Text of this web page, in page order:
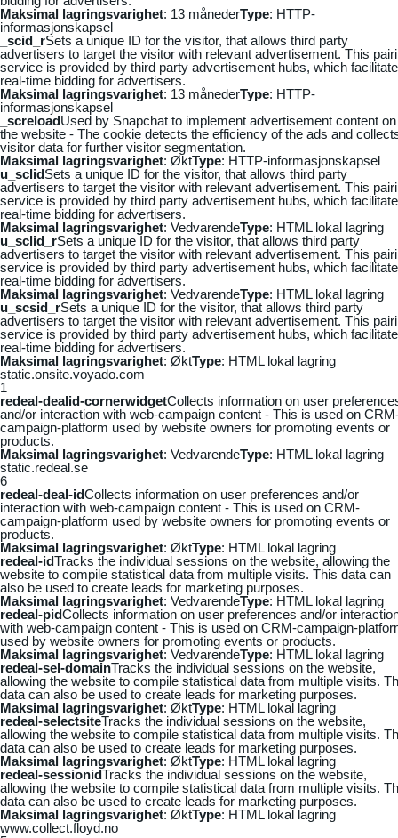
Maksimal lagringsvarighet: 13 månederType: HTTP-
informasjonskapsel
_scid_rSets a unique ID for the visitor, that allows third party
advertisers to target the visitor with relevant advertisement. This
service is provided by third party advertisement hubs, which
real-time bidding for advertisers.
Maksimal lagringsvarighet: 13 månederType: HTTP-
informasjonskapsel
_screloadUsed by Snapchat to implement advertisement content on
the website - The cookie detects the efficiency of the ads and
visitor data for further visitor segmentation.
Maksimal lagringsvarighet: ØktType: HTTP-informasjonskapsel
u_sclidSets a unique ID for the visitor, that allows third party
advertisers to target the visitor with relevant advertisement. This
service is provided by third party advertisement hubs, which
real-time bidding for advertisers.
Maksimal lagringsvarighet: VedvarendeType: HTML lokal lagring
u_sclid_rSets a unique ID for the visitor, that allows third party
advertisers to target the visitor with relevant advertisement. This
service is provided by third party advertisement hubs, which
real-time bidding for advertisers.
Maksimal lagringsvarighet: VedvarendeType: HTML lokal lagring
u_scsid_rSets a unique ID for the visitor, that allows third party
advertisers to target the visitor with relevant advertisement. This
service is provided by third party advertisement hubs, which
real-time bidding for advertisers.
Maksimal lagringsvarighet: ØktType: HTML lokal lagring
static.onsite.voyado.com
1
redeal-dealid-cornerwidgetCollects information on user
and/or interaction with web-campaign content - This is used on
campaign-platform used by website owners for promoting events or
products.
Maksimal lagringsvarighet: VedvarendeType: HTML lokal lagring
static.redeal.se
6
redeal-deal-idCollects information on user preferences and/or
interaction with web-campaign content - This is used on CRM-
campaign-platform used by website owners for promoting events or
products.
Maksimal lagringsvarighet: ØktType: HTML lokal lagring
redeal-idTracks the individual sessions on the website, allowing the
website to compile statistical data from multiple visits. This data can
also be used to create leads for marketing purposes.
Maksimal lagringsvarighet: VedvarendeType: HTML lokal lagring
redeal-pidCollects information on user preferences and/or
with web-campaign content - This is used on CRM-campaign-
used by website owners for promoting events or products.
Maksimal lagringsvarighet: VedvarendeType: HTML lokal lagring
redeal-sel-domainTracks the individual sessions on the website,
allowing the website to compile statistical data from multiple visits.
data can also be used to create leads for marketing purposes.
Maksimal lagringsvarighet: ØktType: HTML lokal lagring
redeal-selectsiteTracks the individual sessions on the website,
allowing the website to compile statistical data from multiple visits.
data can also be used to create leads for marketing purposes.
Maksimal lagringsvarighet: ØktType: HTML lokal lagring
redeal-sessionidTracks the individual sessions on the website,
allowing the website to compile statistical data from multiple visits.
data can also be used to create leads for marketing purposes.
Maksimal lagringsvarighet: ØktType: HTML lokal lagring
www.collect.floyd.no